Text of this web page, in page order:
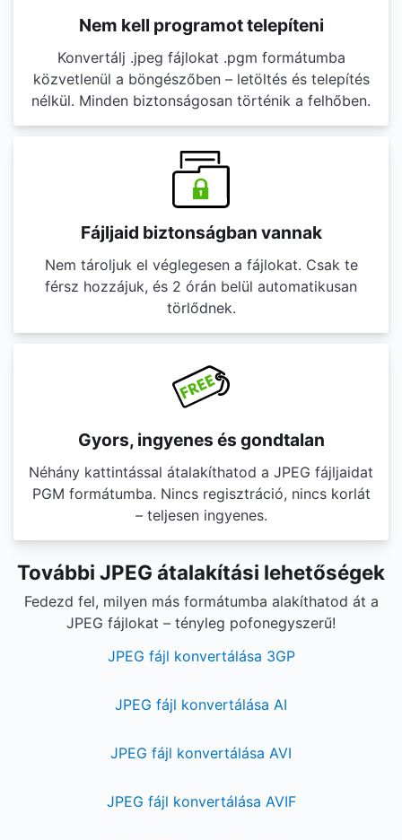
Nem kell programot telepíteni
Konvertálj .jpeg fájlokat .pgm formátumba
közvetlenül a böngészőben – letöltés és telepítés
nélkül. Minden biztonságosan történik a felhőben.
Fájljaid biztonságban vannak
Nem tároljuk el véglegesen a fájlokat. Csak te
férsz hozzájuk, és 2 órán belül automatikusan
törlődnek.
Gyors, ingyenes és gondtalan
Néhány kattintással átalakíthatod a JPEG fájljaidat
PGM formátumba. Nincs regisztráció, nincs korlát
– teljesen ingyenes.
További JPEG átalakítási lehetőségek
Fedezd fel, milyen más formátumba alakíthatod át a
JPEG fájlokat – tényleg pofonegyszerű!
JPEG fájl konvertálása 3GP
JPEG fájl konvertálása AI
JPEG fájl konvertálása AVI
JPEG fájl konvertálása AVIF